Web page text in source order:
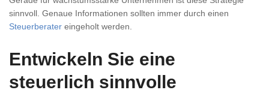
sinnvoll. Genaue Informationen sollten immer durch einen
Steuerberater eingeholt werden.
Entwickeln Sie eine
steuerlich sinnvolle